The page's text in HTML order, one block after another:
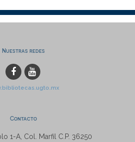
Nuestras redes
Contacto
1-A, Col. Marfil C.P. 36250